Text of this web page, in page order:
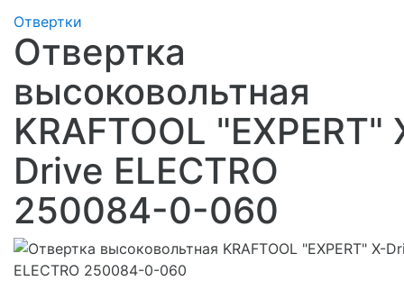
Отвертки
Отвертка
высоковольтная
KRAFTOOL "EXPERT"
Drive ELECTRO
250084-0-060